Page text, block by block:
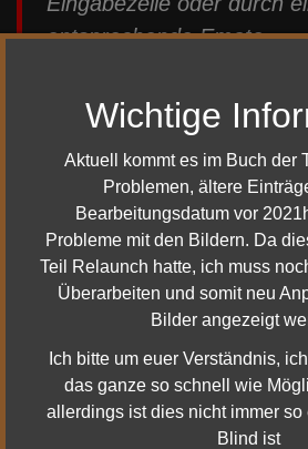
entsprechende Emote.
Die Rätsel
Für diese Mission /
wurden 2 neue Rätsel zur "
verlassenen Herberge
"
Einmal Nr. 84 und einmal
wurden entsprechen dem
Komplettlösung
Bestandteil für diese
schnelleren Orientierung
Wichtige
Aktuell kommt es im Buch der
Problemen, ältere
Bearbeitungsdatum vor
Probleme mit den Bildern. Da
Teil Relaunch hatte, ich muss
Überarbeiten und somit neu
Bilder angezeigt
Ich bitte um euer Verständnis,
das ganze so schnell wie
allerdings ist dies nicht immer so
Blind ist